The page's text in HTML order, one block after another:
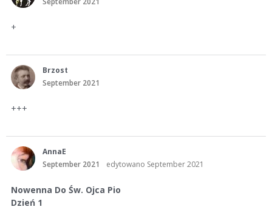
+
Brzost
September 2021
+++
AnnaE
September 2021
edytowano September 2021
Nowenna Do Św. Ojca Pio
Dzień 1